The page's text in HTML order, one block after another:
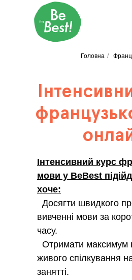
Головна /
Інтенсивний курс
мови у BeBest
хоче:
Досягти швидкого
вивченні мови за
часу.
Отримати максимум
живого спілкування
занятті.